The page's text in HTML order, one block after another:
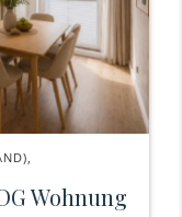
Wohnung